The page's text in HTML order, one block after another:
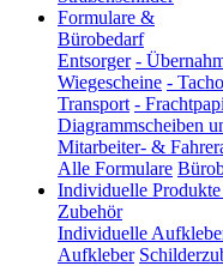
Formulare &
Bürobedarf
Entsorger -
Wiegescheine -
Transport -
Diagrammscheiben
Mitarbeiter- &
Alle Formulare
Individuelle
Zubehör
Individuelle
Aufkleber